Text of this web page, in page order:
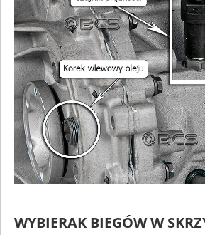
WYBIERAK BIEGÓW W